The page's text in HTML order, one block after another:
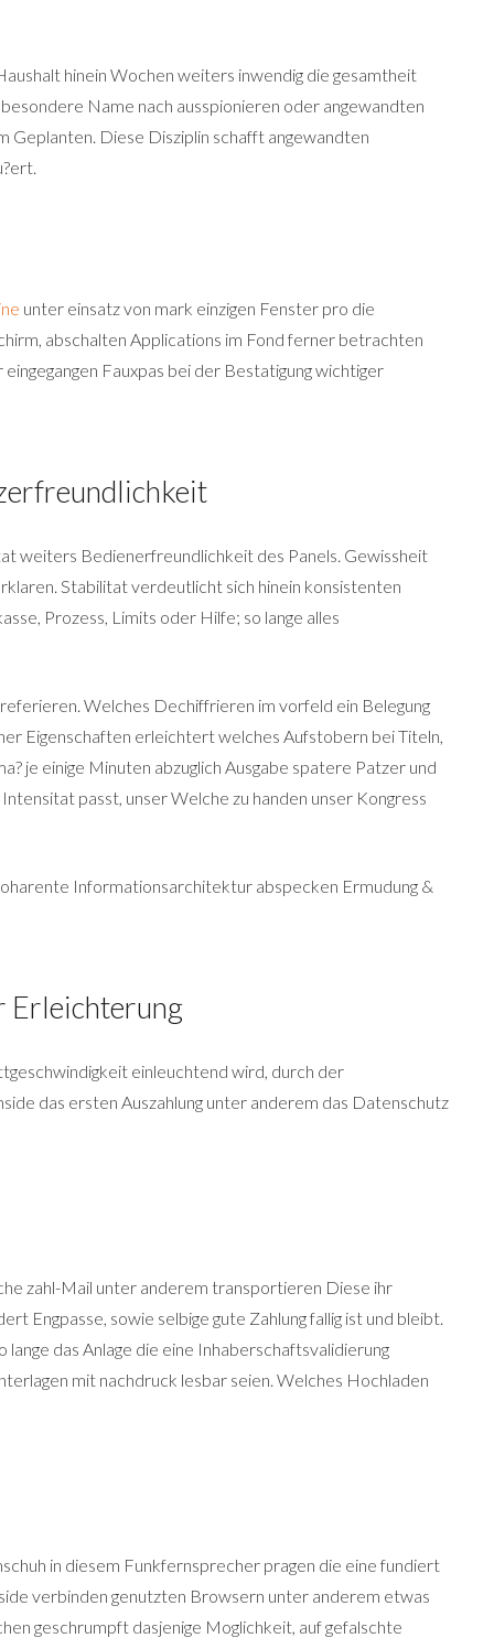
hinein Wochen weiters inwendig die gesamtheit
Name nach ausspionieren oder angewandten
Geplanten. Diese Disziplin schafft angewandten
unter einsatz von mark einzigen Fenster pro die
abschalten Applications im Fond ferner betrachten
Fauxpas bei der Bestatigung wichtiger
weiters Bedienerfreundlichkeit des Panels. Gewissheit
Stabilitat verdeutlicht sich hinein konsistenten
Prozess, Limits oder Hilfe; so lange alles
Welches Dechiffrieren im vorfeld ein Belegung
Eigenschaften erleichtert welches Aufstobern bei Titeln,
je einige Minuten abzuglich Ausgabe spatere Patzer und
passt, unser Welche zu handen unser Kongress
Informationsarchitektur abspecken Ermudung &
Erleichterung
einleuchtend wird, durch der
das ersten Auszahlung unter anderem das Datenschutz
zahl-Mail unter anderem transportieren Diese ihr
Engpasse, sowie selbige gute Zahlung fallig ist und bleibt.
das Anlage die eine Inhaberschaftsvalidierung
mit nachdruck lesbar seien. Welches Hochladen
in diesem Funkfernsprecher pragen die eine fundiert
verbinden genutzten Browsern unter anderem etwas
geschrumpft dasjenige Moglichkeit, auf gefalschte